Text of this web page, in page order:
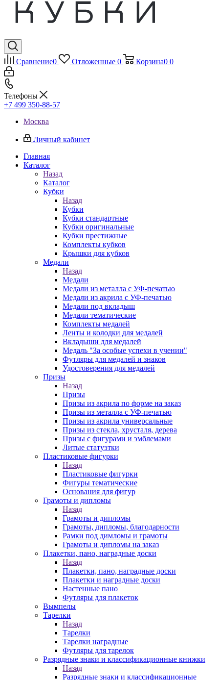
Сравнение0 Отложенные 0 Корзина0 0
Телефоны
+7 499 350-88-57
Москва
Личный кабинет
Главная
Каталог
Назад
Каталог
Кубки
Назад
Кубки
Кубки стандартные
Кубки оригинальные
Кубки престижные
Комплекты кубков
Крышки для кубков
Медали
Назад
Медали
Медали из металла с УФ-печатью
Медали из акрила с УФ-печатью
Медали под вкладыш
Медали тематические
Комплекты медалей
Ленты и колодки для медалей
Вкладыши для медалей
Медаль "За особые успехи в учении"
Футляры для медалей и знаков
Удостоверения для медалей
Призы
Назад
Призы
Призы из акрила по форме на заказ
Призы из металла с УФ-печатью
Призы из акрила универсальные
Призы из стекла, хрусталя, дерева
Призы с фигурами и эмблемами
Литые статуэтки
Пластиковые фигурки
Назад
Пластиковые фигурки
Фигуры тематические
Основания для фигур
Грамоты и дипломы
Назад
Грамоты и дипломы
Грамоты, дипломы, благодарности
Рамки под димломы и грамоты
Грамоты и дипломы на заказ
Плакетки, пано, наградные доски
Назад
Плакетки, пано, наградные доски
Плакетки и наградные доски
Настенные пано
Футляры для плакеток
Вымпелы
Тарелки
Назад
Тарелки
Тарелки наградные
Футляры для тарелок
Разрядные знаки и классификационные книжки
Назад
Разрядные знаки и классификационные